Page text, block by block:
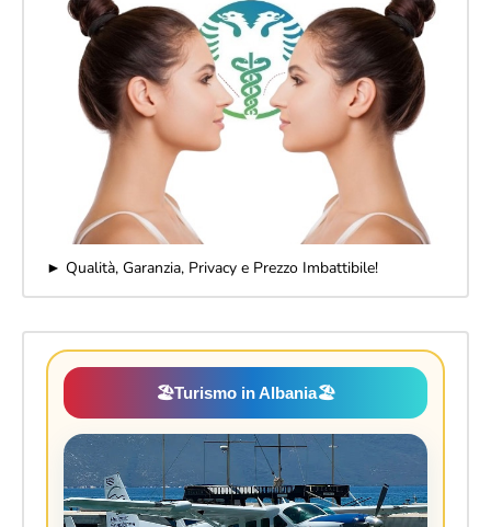
► Qualità, Garanzia, Privacy e Prezzo Imbattibile!
🏖️Turismo in Albania🏖️